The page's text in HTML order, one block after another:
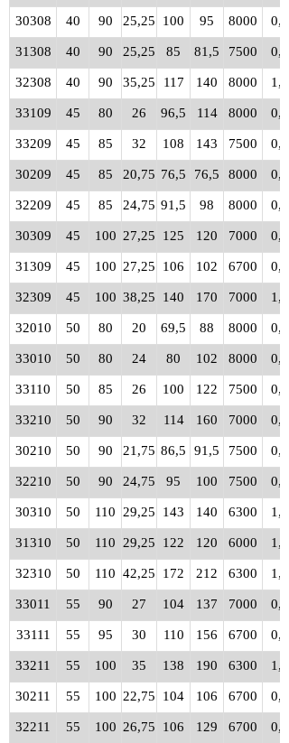
30308 40 90 25,25 100 95 8000 0,72
31308 40 90 25,25 85 81,5 7500 0,72
32308 40 90 35,25 117 140 8000 1,00
33109 45 80 26 96,5 114 8000 0,56
33209 45 85 32 108 143 7500 0,82
30209 45 85 20,75 76,5 76,5 8000 0,48
32209 45 85 24,75 91,5 98 8000 0,58
30309 45 100 27,25 125 120 7000 0,97
31309 45 100 27,25 106 102 6700 0,95
32309 45 100 38,25 140 170 7000 1,35
32010 50 80 20 69,5 88 8000 0,37
33010 50 80 24 80 102 8000 0,45
33110 50 85 26 100 122 7500 0,59
33210 50 90 32 114 160 7000 0,90
30210 50 90 21,75 86,5 91,5 7500 0,54
32210 50 90 24,75 95 100 7500 0,61
30310 50 110 29,25 143 140 6300 1,25
31310 50 110 29,25 122 120 6000 1,20
32310 50 110 42,25 172 212 6300 1,80
33011 55 90 27 104 137 7000 0,67
33111 55 95 30 110 156 6700 0,86
33211 55 100 35 138 190 6300 1,20
30211 55 100 22,75 104 106 6700 0,70
32211 55 100 26,75 106 129 6700 0,83